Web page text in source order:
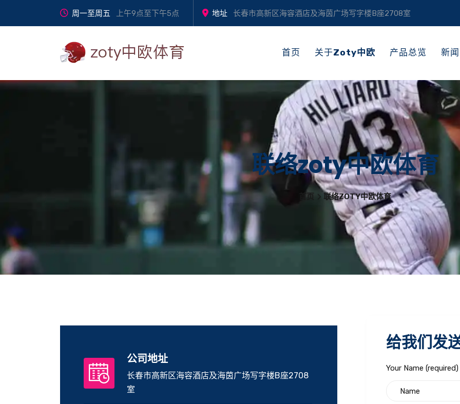
周一至周五 上午9点至下午5点 地址 长春市高新区海容酒店及海茵广场写字楼B座2708室
首页 关于Zoty中欧 产品总览 新
联络zoty中欧体育
首页 联络ZOTY中欧体育
公司地址
长春市高新区海容酒店及海茵广场写字楼B座2708
室
给我们发
Your Name (required)